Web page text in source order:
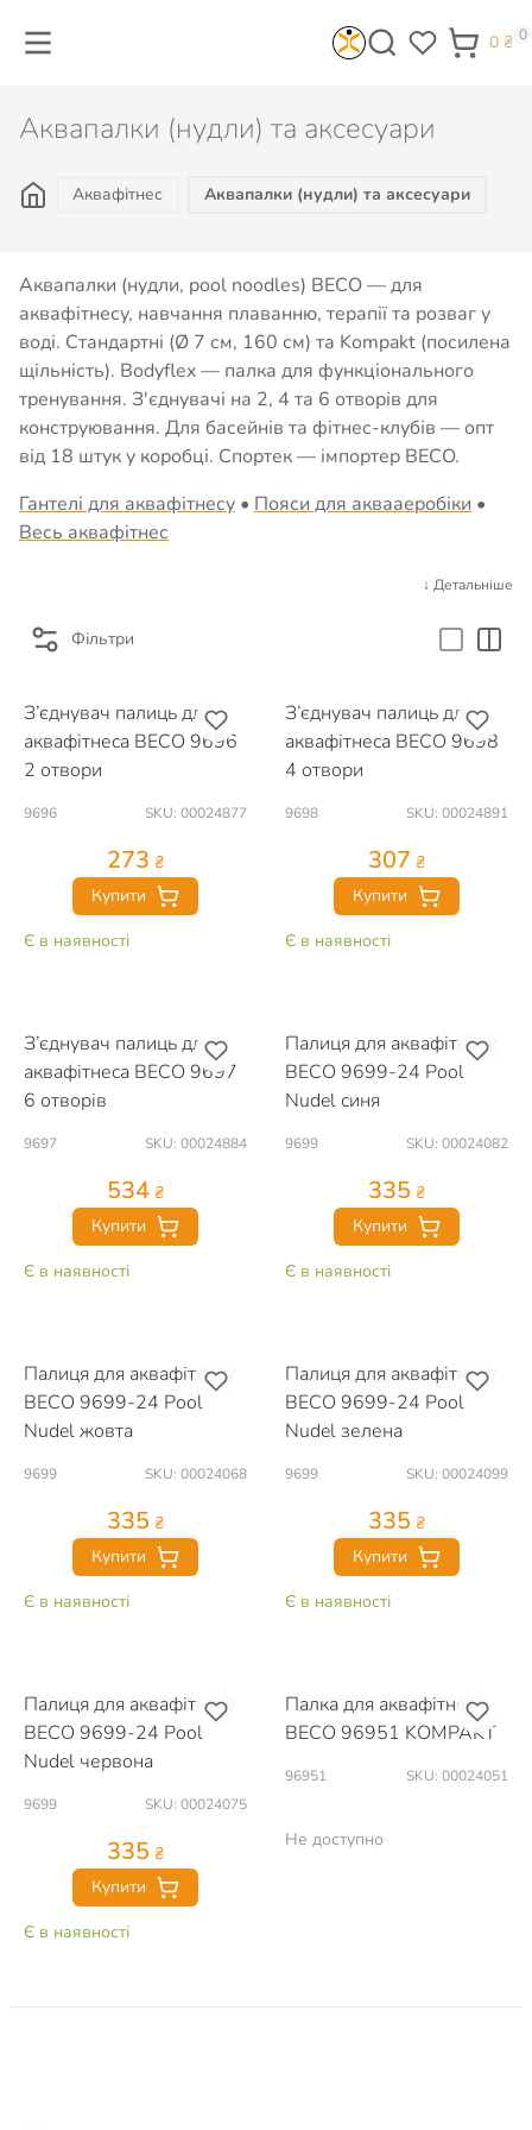
0 ₴ 0
Аквапалки (нудли) та аксесуари
Аквафітнес Аквапалки (нудли) та аксесуари
Аквапалки (нудли, pool noodles) BECO — для
аквафітнесу, навчання плаванню, терапії та розваг у
воді. Стандартні (Ø 7 см, 160 см) та Kompakt (посилена
щільність). Bodyflex — палка для функціонального
тренування. З'єднувачі на 2, 4 та 6 отворів для
конструювання. Для басейнів та фітнес-клубів — опт
від 18 штук у коробці. Спортек — імпортер BECO.
Гантелі для аквафітнесу • Пояси для аквааеробіки •
Весь аквафітнес
↓ Детальніше
Фільтри
З’єднувач палиць для
аквафітнеса BECO 9696
2 отвори
9696 SKU: 00024877
273 ₴
Купити
Є в наявності
З’єднувач палиць для
аквафітнеса BECO 9698
4 отвори
9698 SKU: 00024891
307 ₴
Купити
Є в наявності
З’єднувач палиць для
аквафітнеса BECO 9697
6 отворів
9697 SKU: 00024884
534 ₴
Купити
Є в наявності
Палиця для аквафітнесу
BECO 9699-24 Pool
Nudel синя
9699 SKU: 00024082
335 ₴
Купити
Є в наявності
Палиця для аквафітнесу
BECO 9699-24 Pool
Nudel жовта
9699 SKU: 00024068
335 ₴
Купити
Є в наявності
Палиця для аквафітнесу
BECO 9699-24 Pool
Nudel зелена
9699 SKU: 00024099
335 ₴
Купити
Є в наявності
Палиця для аквафітнесу
BECO 9699-24 Pool
Nudel червона
9699 SKU: 00024075
335 ₴
Купити
Є в наявності
Палка для аквафітнесу
BECO 96951 KOMPAKT
96951 SKU: 00024051
Не доступно